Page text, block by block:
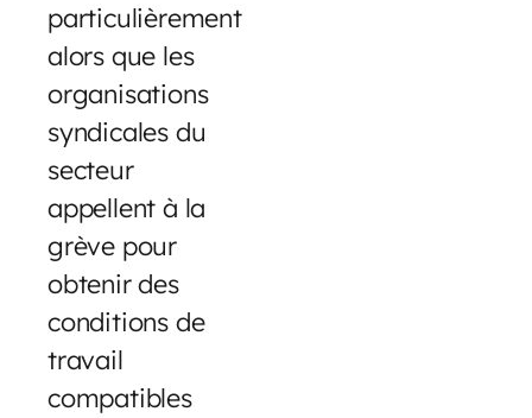
particulièrement
alors que les
organisations
syndicales du
secteur
appellent à la
grève pour
obtenir des
conditions de
travail
compatibles